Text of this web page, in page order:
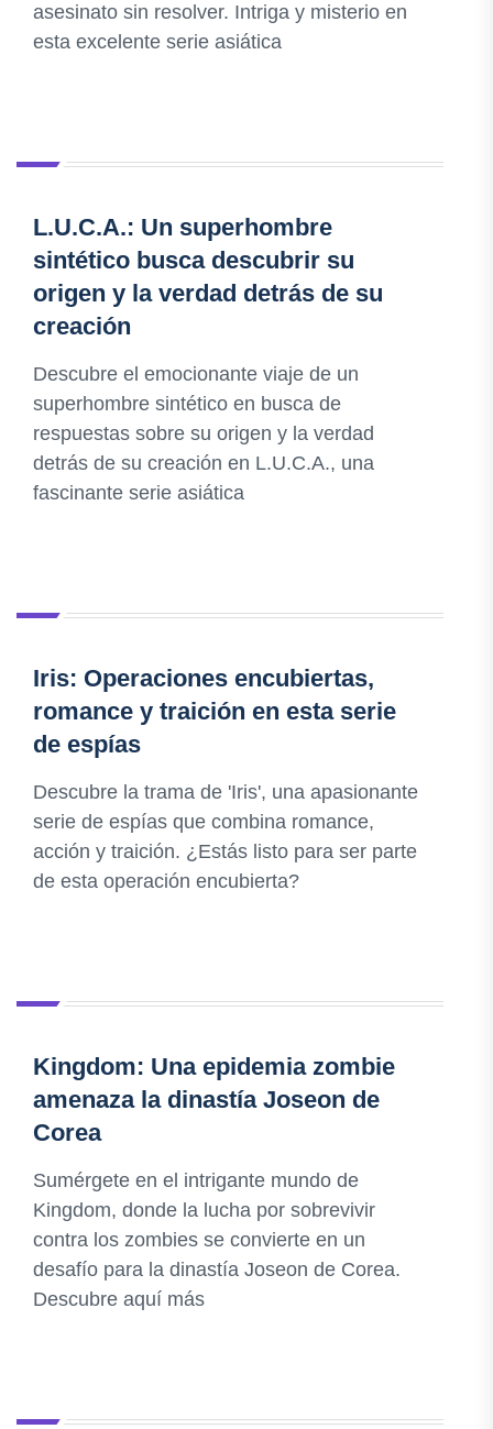
asesinato sin resolver. Intriga y misterio en
esta excelente serie asiática
L.U.C.A.: Un superhombre
sintético busca descubrir su
origen y la verdad detrás de su
creación
Descubre el emocionante viaje de un
superhombre sintético en busca de
respuestas sobre su origen y la verdad
detrás de su creación en L.U.C.A., una
fascinante serie asiática
Iris: Operaciones encubiertas,
romance y traición en esta serie
de espías
Descubre la trama de 'Iris', una apasionante
serie de espías que combina romance,
acción y traición. ¿Estás listo para ser parte
de esta operación encubierta?
Kingdom: Una epidemia zombie
amenaza la dinastía Joseon de
Corea
Sumérgete en el intrigante mundo de
Kingdom, donde la lucha por sobrevivir
contra los zombies se convierte en un
desafío para la dinastía Joseon de Corea.
Descubre aquí más